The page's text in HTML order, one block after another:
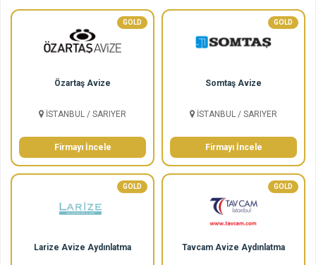
GOLD
Özartaş Avize
İSTANBUL / SARIYER
Firmayı İncele
GOLD
Somtaş Avize
İSTANBUL / SARIYER
Firmayı İncele
GOLD
Larize Avize Aydınlatma
GOLD
Tavcam Avize Aydınlatma